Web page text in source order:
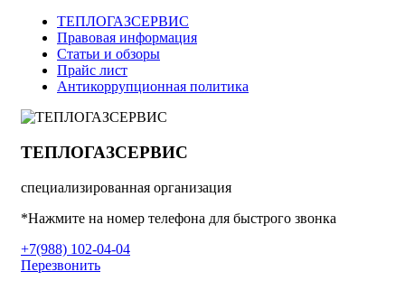
ТЕПЛОГАЗСЕРВИС
Правовая информация
Статьи и обзоры
Прайс лист
Антикоррупционная политика
ТЕПЛОГАЗСЕРВИС
специализированная организация
*Нажмите на номер телефона для быстрого звонка
+7(988) 102-04-04
Перезвонить